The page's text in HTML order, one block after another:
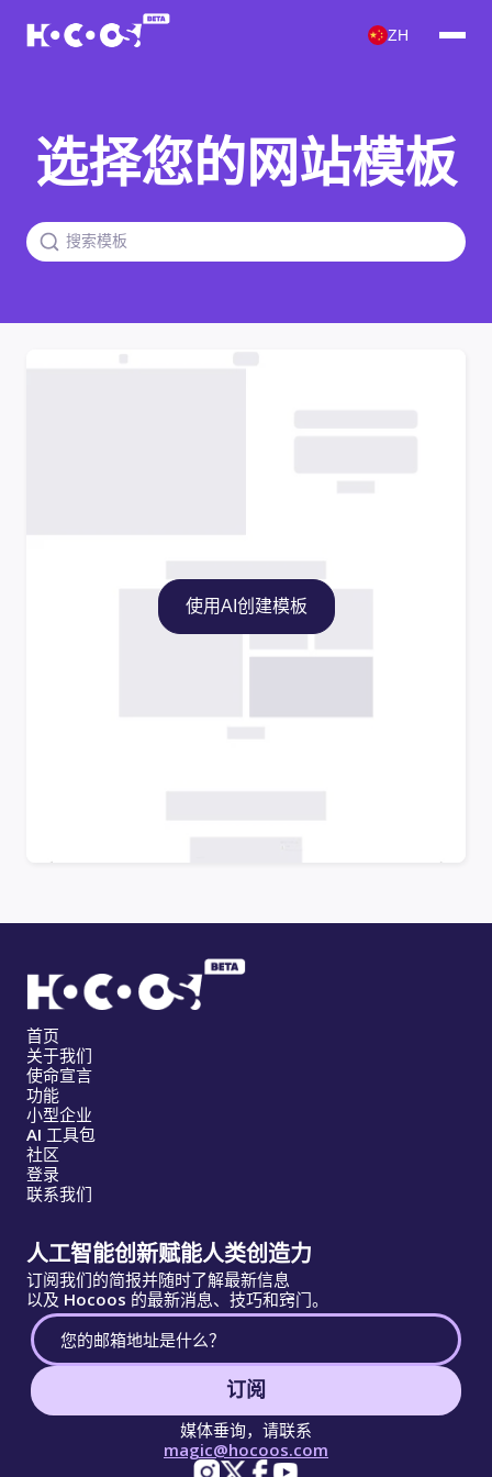
ZH
选择您的网站模板
使用AI创建模板
首页
关于我们
使命宣言
功能
小型企业
AI 工具包
社区
登录
联系我们
人工智能创新赋能人类创造力
订阅我们的简报并随时了解最新信息
以及 Hocoos 的最新消息、技巧和窍门。
订阅
媒体垂询，请联系
magic@hocoos.com